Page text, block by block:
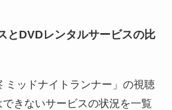
とDVDレンタルサービスの比
ミッドナイトランナー」の視聴
きないサービスの状況を一覧